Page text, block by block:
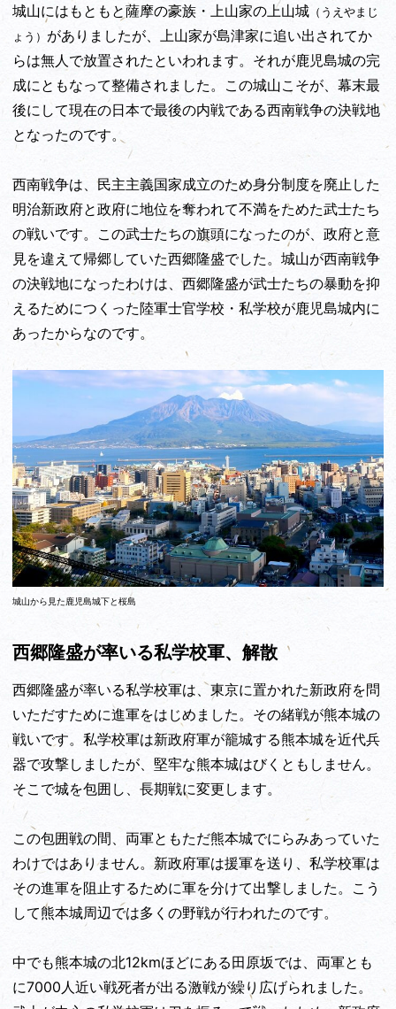
城山にはもともと薩摩の豪族・上山家の上山城 （うえやまじ
ょう） がありましたが、上山家が島津家に追い出されてか
らは無人で放置されたといわれます。それが鹿児島城の完
成にともなって整備されました。この城山こそが、幕末最
後にして現在の日本で最後の内戦である西南戦争の決戦地
となったのです。
西南戦争は、民主主義国家成立のため身分制度を廃止した
明治新政府と政府に地位を奪われて不満をためた武士たち
の戦いです。この武士たちの旗頭になったのが、政府と意
見を違えて帰郷していた西郷隆盛でした。城山が西南戦争
の決戦地になったわけは、西郷隆盛が武士たちの暴動を抑
えるためにつくった陸軍士官学校・私学校が鹿児島城内に
あったからなのです。
城山から見た鹿児島城下と桜島
西郷隆盛が率いる私学校軍、解散
西郷隆盛が率いる私学校軍は、東京に置かれた新政府を問
いただすために進軍をはじめました。その緒戦が熊本城の
戦いです。私学校軍は新政府軍が籠城する熊本城を近代兵
器で攻撃しましたが、堅牢な熊本城はびくともしません。
そこで城を包囲し、長期戦に変更します。
この包囲戦の間、両軍ともただ熊本城でにらみあっていた
わけではありません。新政府軍は援軍を送り、私学校軍は
その進軍を阻止するために軍を分けて出撃しました。こう
して熊本城周辺では多くの野戦が行われたのです。
中でも熊本城の北12kmほどにある田原坂では、両軍とも
に7000人近い戦死者が出る激戦が繰り広げられました。